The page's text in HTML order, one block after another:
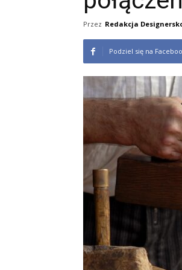
Przez Redakcja
Podziel się na